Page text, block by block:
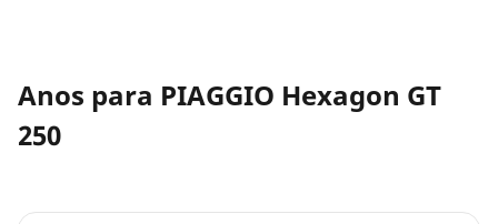
Anos para PIAGGIO Hexagon GT
250